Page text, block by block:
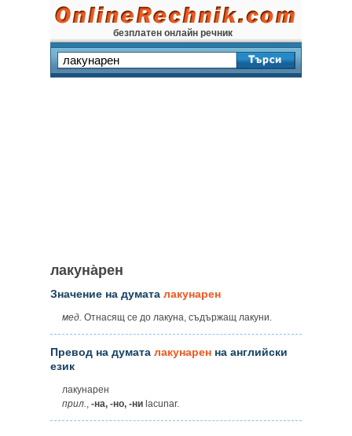
безплатен онлайн речник
лакуна̀рен
Значение на думата лакунарен
мед. Отнасящ се до лакуна, съдържащ лакуни.
Превод на думата лакунарен на английски
език
лакунарен
прил.
-на, -но, -ни lacunar.